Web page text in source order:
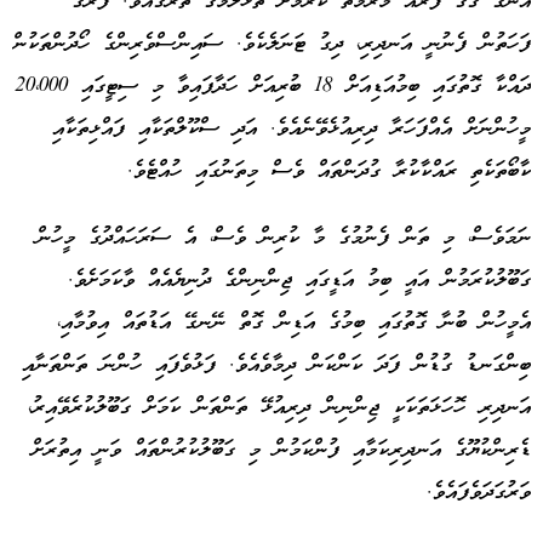
ފަހަތުން ފެނުނީ އަނދިރި، ދިގު ޓަނަލެކެވެ. ސައިންސްވެރިންގެ ހޯދުންތަކުން
ދައްކާ ގޮތުގައި ބިމުއަޑިއަށް 18 ބުރިއަށް ހަދާފައިވާ މި ސިޓީގައި 20،000
މީހުންނަށް އެއްފަހަރާ ދިރިއުޅެވޭނެއެވެ. އަދި ސްކޫލްތަކާއި ފައްޅިތަކާއި
ކާބޯތަކެތި ރައްކާކުރާ ގުދަންތައް ވެސް މިތަނުގައި ހުއްޓެވެ.
ނަމަވެސް، މި ތަން ފެނުމުގެ މާ ކުރިން ވެސް، އެ ސަރަހައްދުގެ މީހުން
ގަބޫލުކުރަމުން އައީ ބިމު އަޑީގައި ޖިންނިންގެ ދުނިޔެއެއް ވާކަމަށެވެ.
އެމީހުން ބުނާ ގޮތުގައި ބިމުގެ އަޑިން ގޮތް ނޭނގޭ އަޑުތައް އިވުމާއި،
ބިންގަނޑު ގުޑުން ފަދަ ކަންކަން ދިމާވެއެވެ. ފަޅުވެފައި ހުންނަ ތަންތަނާއި
އަނދިރި ހޮހަޅަތަކަކީ ޖިންނިން ދިރިއުޅޭ ތަންތަން ކަމަށް ގަބޫލުކުރެވޭއިރު،
ޑެރިންކުޔޫގެ އަނދިރިކަމާއި ފުންކަމުން މި ގަބޫލުކުރުންތައް ވަނީ އިތުރަށް
ވަރުގަދަވެފައެވެ.